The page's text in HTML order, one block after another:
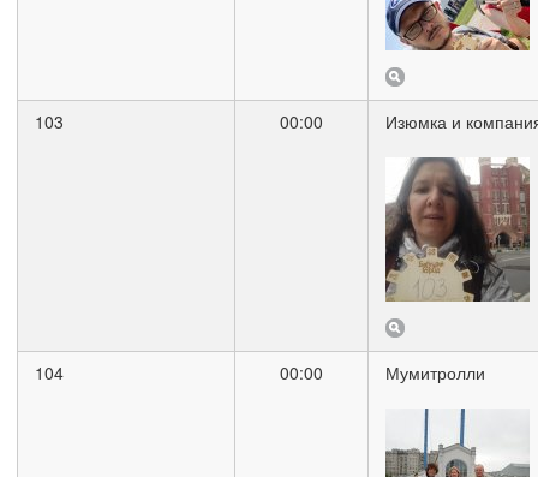
103 00:00 Изюмка и
104 00:00 Мумитролли